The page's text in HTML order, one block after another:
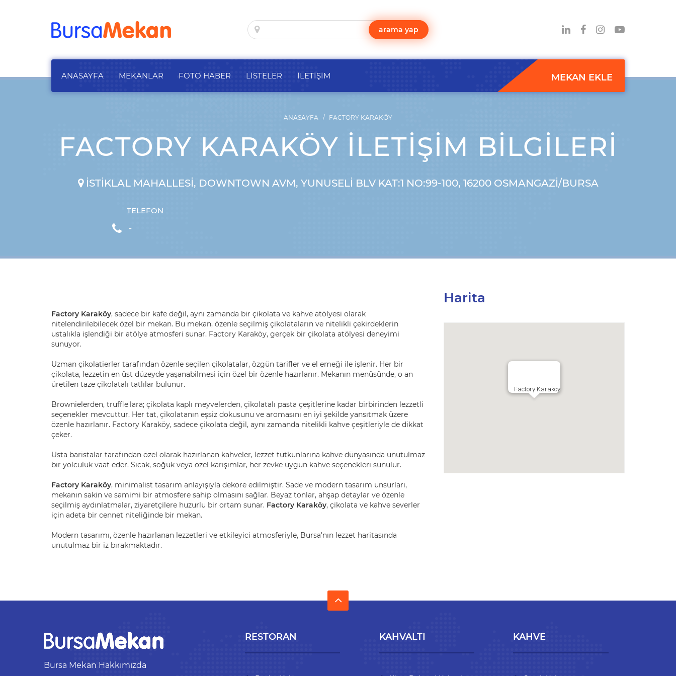
arama yap
ANASAYFA MEKANLAR FOTO HABER LİSTELER İLETİŞİM MEKAN EKLE
ANASAYFA FACTORY KARAKÖY
FACTORY KARAKÖY İLETIŞIM BILGILERI
İSTIKLAL MAHALLESI, DOWNTOWN AVM, YUNUSELI BLV KAT:1 NO:99-100, 16200 OSMANGAZI/BURSA
TELEFON
-
Factory Karaköy, sadece bir kafe değil, aynı zamanda bir çikolata ve kahve atölyesi olarak
nitelendirilebilecek özel bir mekan. Bu mekan, özenle seçilmiş çikolataların ve nitelikli çekirdeklerin
ustalıkla işlendiği bir atölye atmosferi sunar. Factory Karaköy, gerçek bir çikolata atölyesi deneyimi
sunuyor.
Uzman çikolatierler tarafından özenle seçilen çikolatalar, özgün tarifler ve el emeği ile işlenir. Her bir
çikolata, lezzetin en üst düzeyde yaşanabilmesi için özel bir özenle hazırlanır. Mekanın menüsünde, o an
üretilen taze çikolatalı tatlılar bulunur.
Brownielerden, truffle'lara; çikolata kaplı meyvelerden, çikolatalı pasta çeşitlerine kadar birbirinden lezzetli
seçenekler mevcuttur. Her tat, çikolatanın eşsiz dokusunu ve aromasını en iyi şekilde yansıtmak üzere
özenle hazırlanır. Factory Karaköy, sadece çikolata değil, aynı zamanda nitelikli kahve çeşitleriyle de dikkat
çeker.
Usta baristalar tarafından özel olarak hazırlanan kahveler, lezzet tutkunlarına kahve dünyasında unutulmaz
bir yolculuk vaat eder. Sıcak, soğuk veya özel karışımlar, her zevke uygun kahve seçenekleri sunulur.
Factory Karaköy, minimalist tasarım anlayışıyla dekore edilmiştir. Sade ve modern tasarım unsurları,
mekanın sakin ve samimi bir atmosfere sahip olmasını sağlar. Beyaz tonlar, ahşap detaylar ve özenle
seçilmiş aydınlatmalar, ziyaretçilere huzurlu bir ortam sunar. Factory Karaköy, çikolata ve kahve severler
için adeta bir cennet niteliğinde bir mekan.
Modern tasarımı, özenle hazırlanan lezzetleri ve etkileyici atmosferiyle, Bursa'nın lezzet haritasında
unutulmaz bir iz bırakmaktadır.
Harita
Factory Karaköy
Bursa Mekan Hakkımızda
RESTORAN KAHVALTI KAHVE